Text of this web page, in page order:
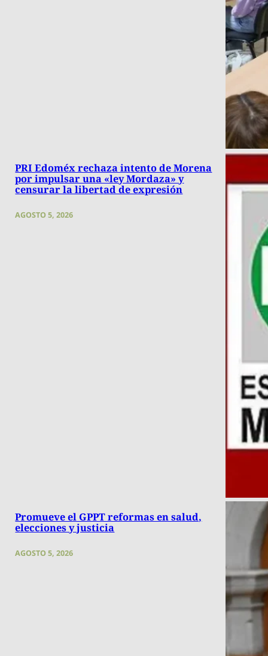
PRI Edoméx rechaza intento de Morena
por impulsar una «ley Mordaza» y
censurar la libertad de expresión
AGOSTO 5, 2026
Promueve el GPPT reformas en salud,
elecciones y justicia
AGOSTO 5, 2026